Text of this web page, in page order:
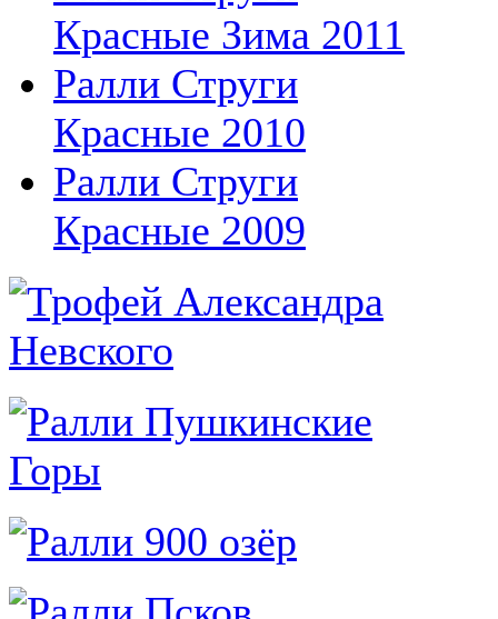
Красные Зима 2011
Ралли Струги
Красные 2010
Ралли Струги
Красные 2009